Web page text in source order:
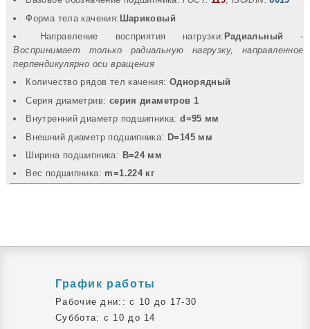
Форма тела качения: Шариковый
Направление восприятия нагрузки: Радиальный
-
Воспринимает только радиальную нагрузку, направленное
перпендикулярно оси вращения
Количество рядов тел качения: Однорядный
Серия диаметрив: серия диаметров 1
Внутренний диаметр подшипника:d=95 мм
Внешний диаметр подшипника: D=145 мм
Ширина подшипника: B=24 мм
Вec подшипника: m=1.224 кг
График работы
Рабочие дни:: c 10 до 17-30
Суббота: c 10 до 14